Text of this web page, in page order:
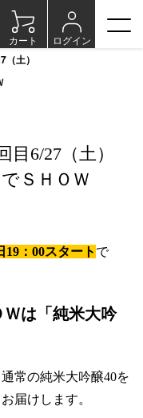
カート ログイン
土）
目6/27（土）
ＳＨＯＷ
19：00スタート で
は「純米大吟
常の純米大吟醸40を
届けします。